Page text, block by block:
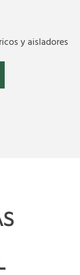
y aisladores